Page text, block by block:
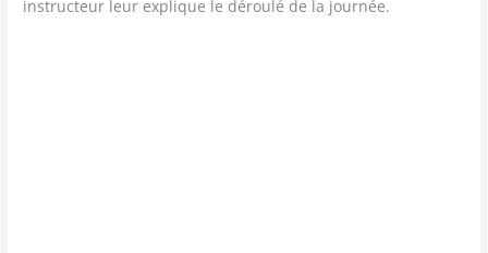
ins­truc­teur leur explique le dérou­lé de la journée.